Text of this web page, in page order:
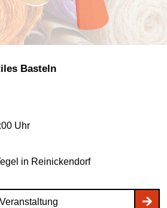
Basteln
Uhr
in Reinickendorf